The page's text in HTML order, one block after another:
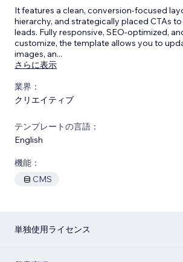
It features a clean, conversion-focused
hierarchy, and strategically placed CTAs
leads. Fully responsive, SEO-optimized,
customize, the template allows you to
images, an...
さらに表示
業界：
クリエイティブ
テンプレートの言語：
English
機能：
CMS
単独使用ライセンス